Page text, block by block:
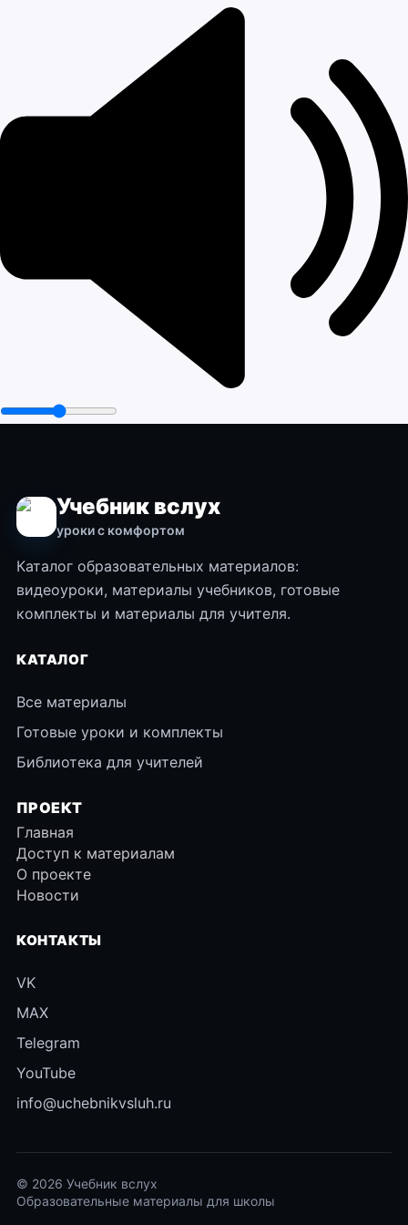
Учебник вслух
уроки с комфортом
Каталог образовательных материалов:
видеоуроки, материалы учебников, готовые
комплекты и материалы для учителя.
КАТАЛОГ
Все материалы
Готовые уроки и комплекты
Библиотека для учителей
ПРОЕКТ
Главная
Доступ к материалам
О проекте
Новости
КОНТАКТЫ
VK
MAX
Telegram
YouTube
info@uchebnikvsluh.ru
© 2026 Учебник вслух
Образовательные материалы для школы